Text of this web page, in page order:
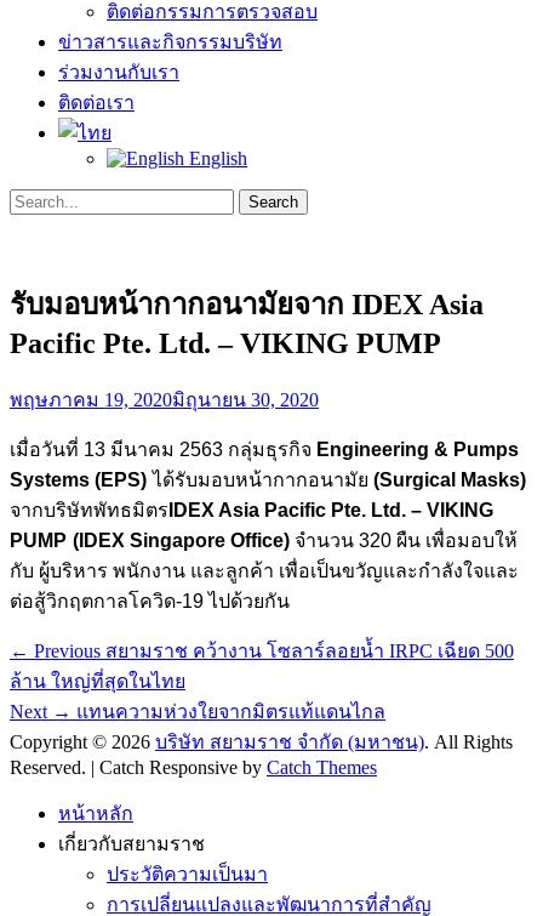
ติดต่อกรรมการตรวจสอบ
ข่าวสารและกิจกรรมบริษัท
ร่วมงานกับเรา
ติดต่อเรา
English
Search
Search
for:
รับมอบหน้ากากอนามัยจาก IDEX Asia
Pacific Pte. Ltd. – VIKING PUMP
Posted
on
พฤษภาคม 19, 2020มิถุนายน 30, 2020
เมื่อวันที่ 13 มีนาคม 2563 กลุ่มธุรกิจ Engineering & Pumps
Systems (EPS) ได้รับมอบหน้ากากอนามัย (Surgical
Masks)
จากบริษัทพัทธมิตร IDEX Asia Pacific Pte. Ltd. – VIKING
PUMP (IDEX Singapore Office) จำนวน 320 ผืน เพื่อมอบให
กับ ผู้บริหาร พนักงาน และลูกค้า เพื่อเป็นขวัญและกำลังใจและ
ต่อสู้วิกฤตกาลโควิด-19ไปด้วยกัน
Post
navigation
← Previous Previous
post:
สยามราช คว้างาน โซลาร์ลอยน้ำ IRPC เฉียด 500
ล้าน ใหญ่ที่สุดในไทย
Next → Next
post:
แทนความห่วงใยจากมิตรแท้แดนไกล
Copyright © 2026 บริษัท สยามราช จำกัด (มหาชน). All Rights
Reserved. | Catch Responsive by Catch Themes
หน้าหลัก
เกี่ยวกับสยามราช
ประวัติความเป็นมา
การเปลี่ยนแปลงและพัฒนาการที่สำคัญ